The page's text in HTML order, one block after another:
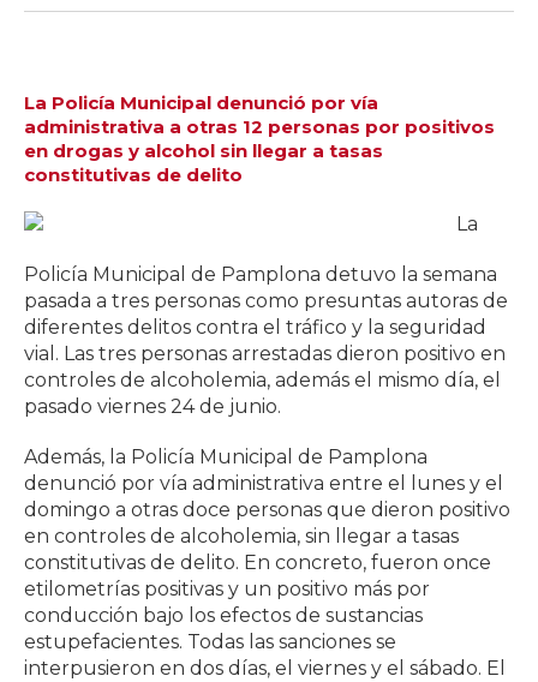
La Policía Municipal denunció por vía
administrativa a otras 12 personas por positivos
en drogas y alcohol sin llegar a tasas
constitutivas de delito
La
Policía Municipal de Pamplona detuvo la semana
pasada a tres personas como presuntas autoras de
diferentes delitos contra el tráfico y la seguridad
vial. Las tres personas arrestadas dieron positivo en
controles de alcoholemia, además el mismo día, el
pasado viernes 24 de junio.
Además, la Policía Municipal de Pamplona
denunció por vía administrativa entre el lunes y el
domingo a otras doce personas que dieron positivo
en controles de alcoholemia, sin llegar a tasas
constitutivas de delito. En concreto, fueron once
etilometrías positivas y un positivo más por
conducción bajo los efectos de sustancias
estupefacientes. Todas las sanciones se
interpusieron en dos días, el viernes y el sábado. El